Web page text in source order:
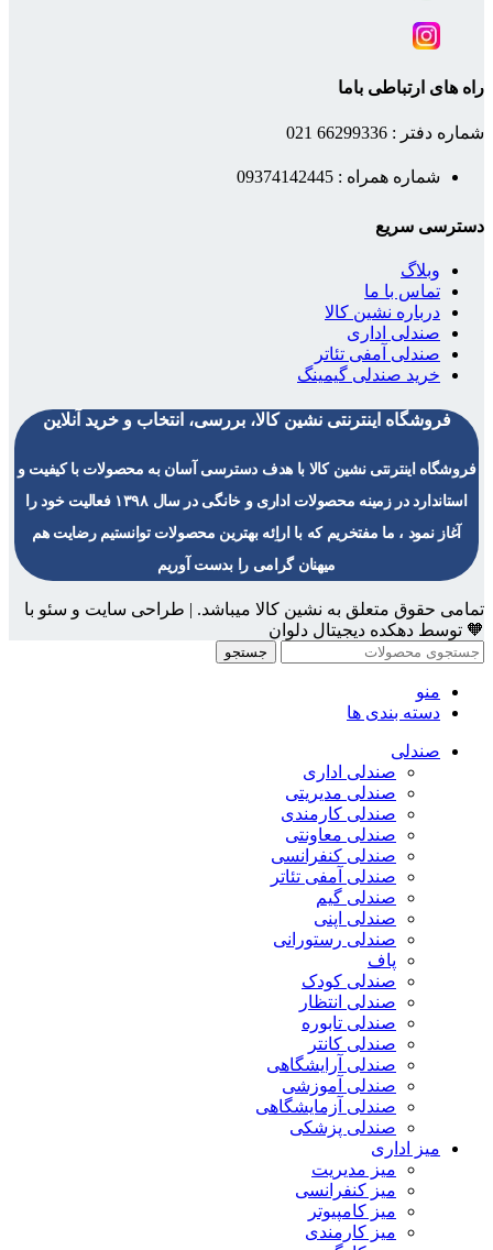
راه های ارتباطی باما
شماره دفتر : 66299336 021
شماره همراه : 09374142445
دسترسی سریع
وبلاگ
تماس با ما
درباره نشین کالا
صندلی اداری
صندلی آمفی تئاتر
خرید صندلی گیمینگ
فروشگاه اینترنتی نشین کالا، بررسی، انتخاب و خرید آنلاین
فروشگاه اینترنتی نشین کالا با هدف دسترسی آسان به محصولات با کیفیت و
استاندارد در زمینه محصولات اداری و خانگی در سال ۱۳۹۸ فعالیت خود را
آغاز نمود ، ما مفتخریم که با اراِئه بهترین محصولات توانستیم رضایت هم
میهنان گرامی را بدست آوریم
تمامی حقوق متعلق به نشین کالا میباشد. | طراحی سایت و سئو با
🧡 توسط دهکده دیجیتال دلوان
جستجو
منو
دسته بندی ها
صندلی
صندلی اداری
صندلی مدیریتی
صندلی کارمندی
صندلی معاونتی
صندلی کنفرانسی
صندلی آمفی تئاتر
صندلی گیم
صندلی اپنی
صندلی رستورانی
پاف
صندلی کودک
صندلی انتظار
صندلی تابوره
صندلی کانتر
صندلی آرایشگاهی
صندلی آموزشی
صندلی آزمایشگاهی
صندلی پزشکی
میز اداری
میز مدیریت
میز کنفرانسی
میز کامپیوتر
میز کارمندی